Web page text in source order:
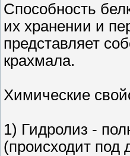
Способность
их хранении и
представляет
крахмала.
Химические
1) Гидролиз -
(происходит под